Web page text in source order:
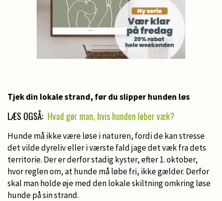
Tjek din lokale strand, før du slipper hunden løs
LÆS OGSÅ: Hvad gør man, hvis hunden løber væk?
Hunde må ikke være løse i naturen, fordi de kan stresse
det vilde dyreliv eller i værste fald jage det væk fra dets
territorie. Der er derfor stadig kyster, efter 1. oktober,
hvor reglen om, at hunde må løbe fri, ikke gælder. Derfor
skal man holde øje med den lokale skiltning omkring løse
hunde på sin strand.